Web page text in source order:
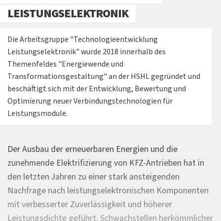
LEISTUNGSELEKTRONIK
Die Arbeitsgruppe "Technologieentwicklung
Leistungselektronik" wurde 2018 innerhalb des
Themenfeldes "Energiewende und
Transformationsgestaltung" an der HSHL gegründet und
beschäftigt sich mit der Entwicklung, Bewertung und
Optimierung neuer Verbindungstechnologien für
Leistungsmodule.
Der Ausbau der erneuerbaren Energien und die
zunehmende Elektrifizierung von KFZ-Antrieben hat in
den letzten Jahren zu einer stark ansteigenden
Nachfrage nach leistungselektronischen Komponenten
mit verbesserter Zuverlässigkeit und höherer
Leistungsdichte geführt. Schwachstellen herkömmlicher